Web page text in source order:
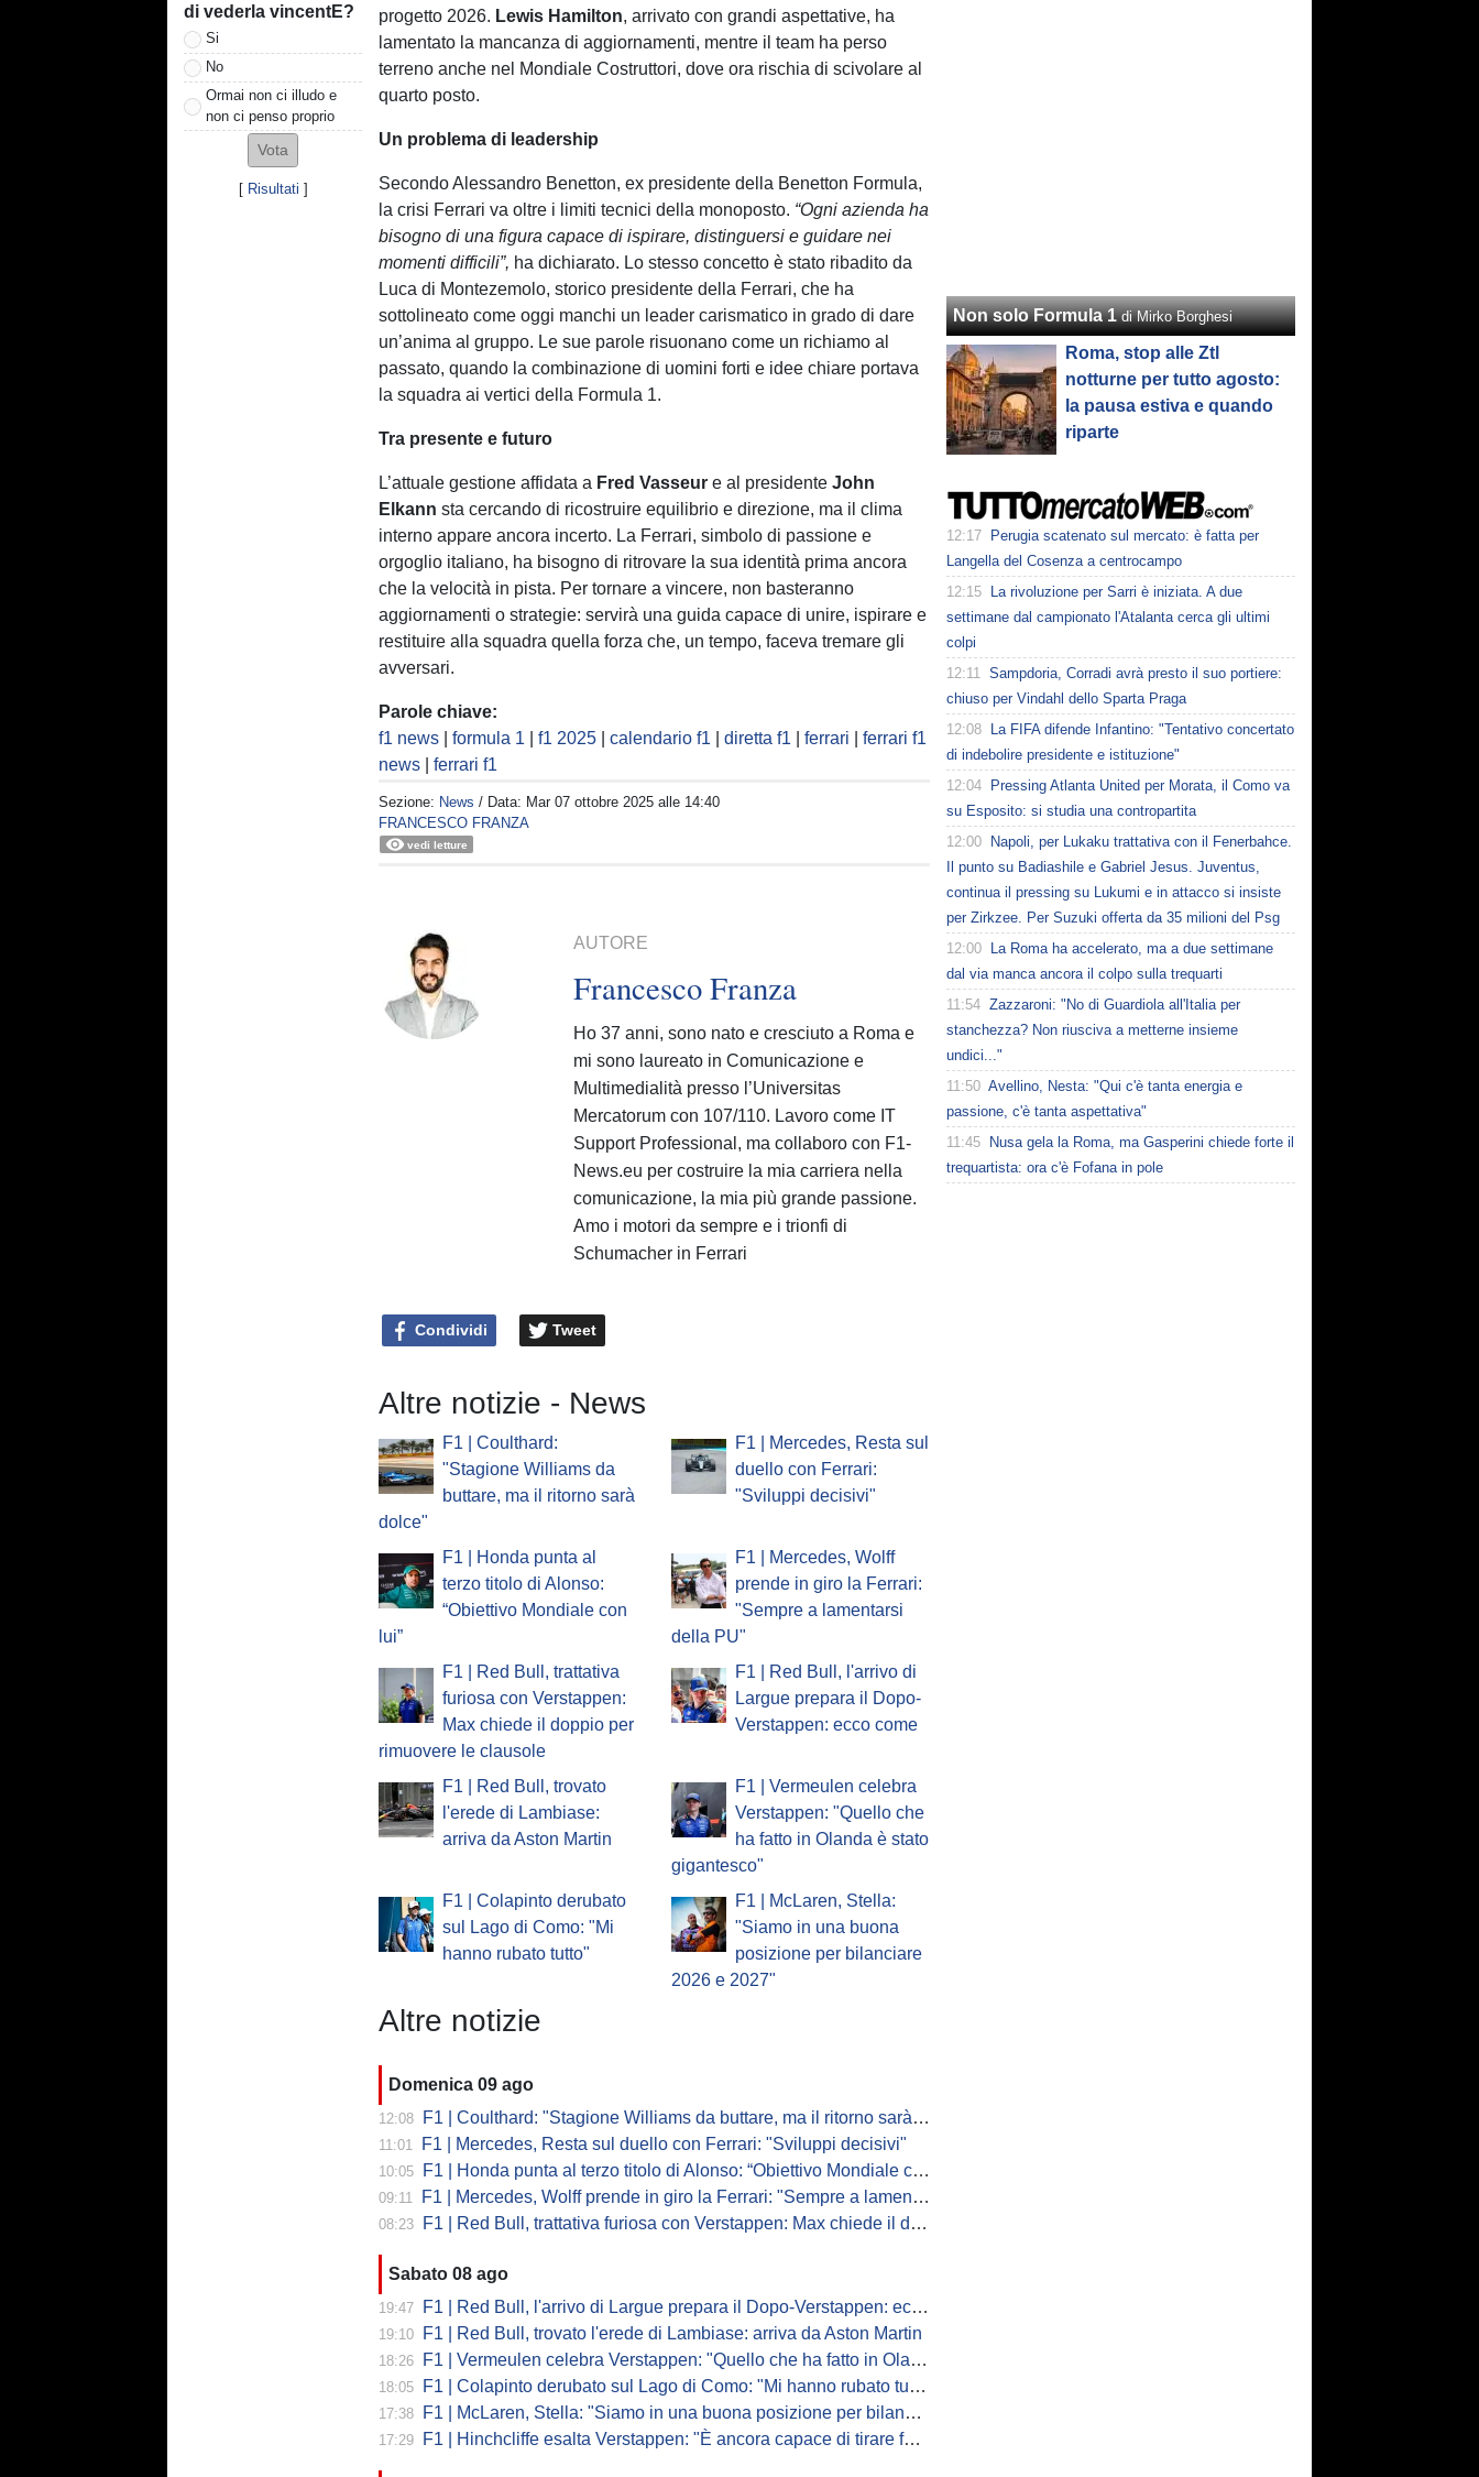
di vederla vincentE?
Si
No
Ormai non ci illudo e
non ci penso proprio
[ Risultati ]
progetto 2026. Lewis Hamilton, arrivato con grandi aspettative, ha
lamentato la mancanza di aggiornamenti, mentre il team ha perso
terreno anche nel Mondiale Costruttori, dove ora rischia di scivolare al
quarto posto.
Un problema di leadership
Secondo Alessandro Benetton, ex presidente della Benetton Formula,
la crisi Ferrari va oltre i limiti tecnici della monoposto. “Ogni azienda ha
bisogno di una figura capace di ispirare, distinguersi e guidare nei
momenti difficili”, ha dichiarato. Lo stesso concetto è stato ribadito da
Luca di Montezemolo, storico presidente della Ferrari, che ha
sottolineato come oggi manchi un leader carismatico in grado di dare
un’anima al gruppo. Le sue parole risuonano come un richiamo al
passato, quando la combinazione di uomini forti e idee chiare portava
la squadra ai vertici della Formula 1.
Tra presente e futuro
L’attuale gestione affidata a Fred Vasseur e al presidenteJohn
Elkannsta cercando di ricostruire equilibrio e direzione, ma il clima
interno appare ancora incerto. La Ferrari, simbolo di passione e
orgoglio italiano, ha bisogno di ritrovare la sua identità prima ancora
che la velocità in pista. Per tornare a vincere, non basteranno
aggiornamenti o strategie: servirà una guida capace di unire, ispirare e
restituire alla squadra quella forza che, un tempo, faceva tremare gli
avversari.
Parole chiave:
f1 news |formula 1 |f1 2025 |calendario f1 |diretta f1 |ferrari |ferrari f1
news |ferrari f1
Sezione: News / Data: Mar 07 ottobre 2025 alle 14:40
FRANCESCO FRANZA
vedi letture
AUTORE
Francesco Franza
Ho 37 anni, sono nato e cresciuto a Roma e
mi sono laureato in Comunicazione e
Multimedialità presso l’Universitas
Mercatorum con 107/110. Lavoro come IT
Support Professional, ma collaboro con F1-
News.eu per costruire la mia carriera nella
comunicazione, la mia più grande passione.
Amo i motori da sempre e i trionfi di
Schumacher in Ferrari
Condividi Tweet
Altre notizie - News
F1 | Coulthard:
"Stagione Williams da
buttare, ma il ritorno sarà
dolce"
F1 | Mercedes, Resta sul
duello con Ferrari:
"Sviluppi decisivi"
F1 | Honda punta al
terzo titolo di Alonso:
“Obiettivo Mondiale con
lui”
F1 | Mercedes, Wolff
prende in giro la Ferrari:
"Sempre a lamentarsi
della PU"
F1 | Red Bull, trattativa
furiosa con Verstappen:
Max chiede il doppio per
rimuovere le clausole
F1 | Red Bull, l'arrivo di
Largue prepara il Dopo-
Verstappen: ecco come
F1 | Red Bull, trovato
l'erede di Lambiase:
arriva da Aston Martin
F1 | Vermeulen celebra
Verstappen: "Quello che
ha fatto in Olanda è stato
gigantesco"
F1 | Colapinto derubato
sul Lago di Como: "Mi
hanno rubato tutto"
F1 | McLaren, Stella:
"Siamo in una buona
posizione per bilanciare
2026 e 2027"
Altre notizie
Domenica 09 ago
12:08 F1 | Coulthard: "Stagione Williams da buttare, ma il ritorno sarà dolce"
11:01 F1 | Mercedes, Resta sul duello con Ferrari: "Sviluppi decisivi"
10:05 F1 | Honda punta al terzo titolo di Alonso: “Obiettivo Mondiale con lui”
09:11 F1 | Mercedes, Wolff prende in giro la Ferrari: "Sempre a lamentarsi della PU"
08:23 F1 | Red Bull, trattativa furiosa con Verstappen: Max chiede il doppio per rimuovere le clausole
Sabato 08 ago
19:47 F1 | Red Bull, l'arrivo di Largue prepara il Dopo-Verstappen: ecco come
19:10 F1 | Red Bull, trovato l'erede di Lambiase: arriva da Aston Martin
18:26 F1 | Vermeulen celebra Verstappen: "Quello che ha fatto in Olanda è stato gigantesco"
18:05 F1 | Colapinto derubato sul Lago di Como: "Mi hanno rubato tutto"
17:38 F1 | McLaren, Stella: "Siamo in una buona posizione per bilanciare 2026 e 2027"
17:29 F1 | Hinchcliffe esalta Verstappen: "È ancora capace di tirare fuori risultati inattesi"
Non solo Formula 1 di Mirko Borghesi
Roma, stop alle Ztl
notturne per tutto agosto:
la pausa estiva e quando
riparte
12:17
Perugia scatenato sul mercato: è fatta per
Langella del Cosenza a centrocampo
12:15
La rivoluzione per Sarri è iniziata. A due
settimane dal campionato l'Atalanta cerca gli ultimi
colpi
12:11 Sampdoria, Corradi avrà presto il suo portiere:
chiuso per Vindahl dello Sparta Praga
12:08
La FIFA difende Infantino: "Tentativo concertato
di indebolire presidente e istituzione"
12:04
Pressing Atlanta United per Morata, il Como va
su Esposito: si studia una contropartita
12:00
Napoli, per Lukaku trattativa con il Fenerbahce.
Il punto su Badiashile e Gabriel Jesus. Juventus,
continua il pressing su Lukumi e in attacco si insiste
per Zirkzee. Per Suzuki offerta da 35 milioni del Psg
12:00
La Roma ha accelerato, ma a due settimane
dal via manca ancora il colpo sulla trequarti
11:54 Zazzaroni: "No di Guardiola all'Italia per
stanchezza? Non riusciva a metterne insieme
undici..."
11:50 Avellino, Nesta: "Qui c'è tanta energia e
passione, c'è tanta aspettativa"
11:45
Nusa gela la Roma, ma Gasperini chiede forte il
trequartista: ora c'è Fofana in pole